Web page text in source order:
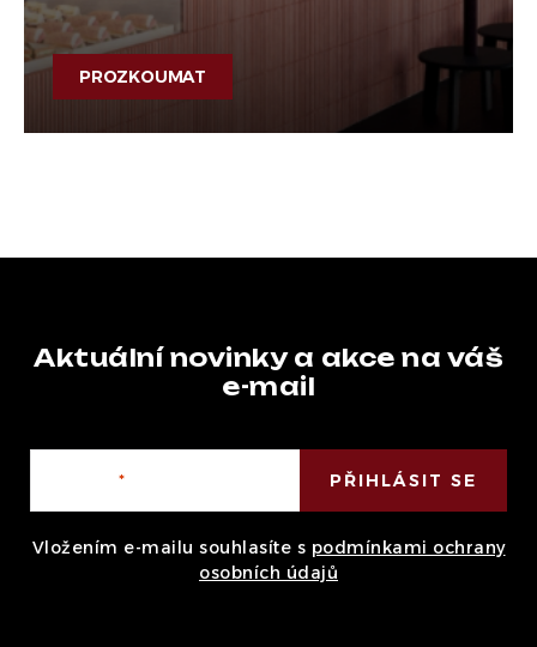
PROZKOUMAT
Aktuální novinky a akce na váš
e-mail
Vložením e-mailu souhlasíte s podmínkami ochrany
osobních údajů
PŘIHLÁSIT SE